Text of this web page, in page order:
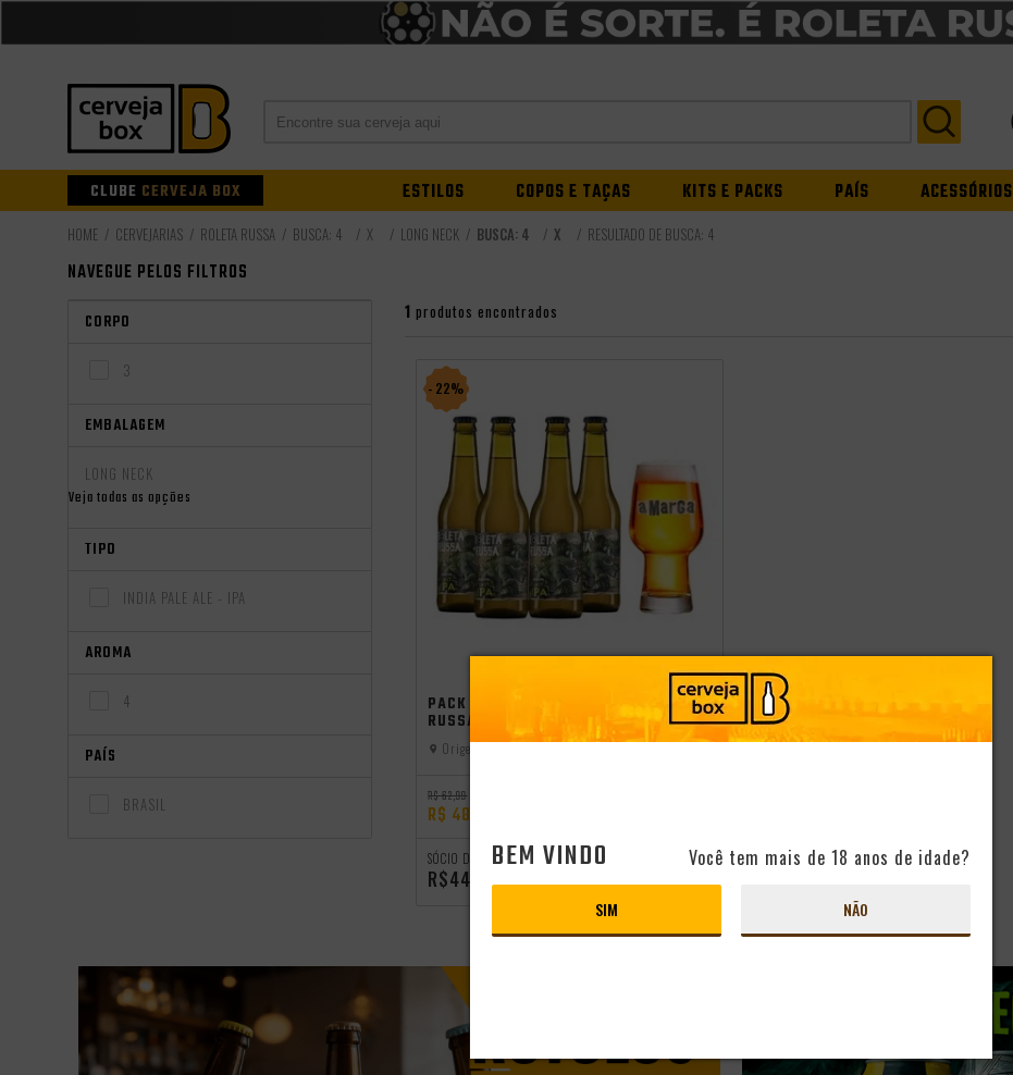
CLUBE CERVEJA BOX ESTILOS COPOS E TAÇAS KITS E PACKS PAÍS ACESSÓRIOS
CERVEJARIAS ROLETA RUSSA BUSCA: 4 X LONG NECK BUSCA: 4 X RESULTADO DE BUSCA: 4
NAVEGUE PELOS FILTROS
CORPO
3
EMBALAGEM
LONG NECK
Veja todas as opções
TIPO
INDIA PALE ALE - IPA
AROMA
4
PAÍS
BRASIL
1 produtos encontrados
- 22%
PACK 4 CERVEJAS ROLETA
RUSSA EASY IPA 355ML + COPO
Origem:
R$ 62,99
R$ 48,99
SÓCIO DO CLUBE
R$44,09 CONHEÇA O CLUBE
BEM VINDO Você tem mais de 18 anos de idade?
SIM NÃO